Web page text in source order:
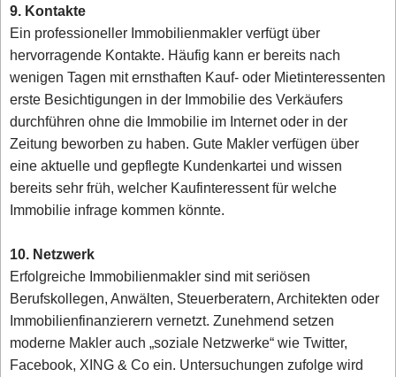
9. Kontakte
Ein professioneller Immobilienmakler verfügt über
hervorragende Kontakte. Häufig kann er bereits nach
wenigen Tagen mit ernsthaften Kauf- oder Mietinteressenten
erste Besichtigungen in der Immobilie des Verkäufers
durchführen ohne die Immobilie im Internet oder in der
Zeitung beworben zu haben. Gute Makler verfügen über
eine aktuelle und gepflegte Kundenkartei und wissen
bereits sehr früh, welcher Kaufinteressent für welche
Immobilie infrage kommen könnte.
10. Netzwerk
Erfolgreiche Immobilienmakler sind mit seriösen
Berufskollegen, Anwälten, Steuerberatern, Architekten oder
Immobilienfinanzierern vernetzt. Zunehmend setzen
moderne Makler auch „soziale Netzwerke“ wie Twitter,
Facebook, XING & Co ein. Untersuchungen zufolge wird